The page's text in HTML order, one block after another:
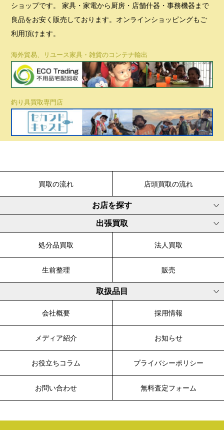
ショップです。 家具・家電から厨房・店舗什器・事務機器まで
良品をお安く販売しております。オンラインショッピングもご
利用頂けます。
海外貿易、リユース家具・雑貨のコンテナ輸出
釣り具買取専門店
買取の流れ 店頭買取の流れ
お店を探す
出張買取
処分品買取 法人買取
生前整理 販売
取扱品目
会社概要 採用情報
メディア紹介 お知らせ
お役立ちコラム プライバシーポリシー
お問い合わせ 無料査定フォーム